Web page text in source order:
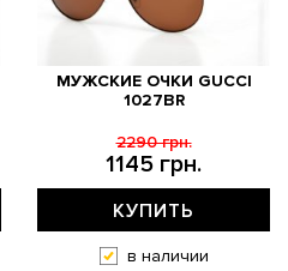
МУЖСКИЕ ОЧКИ GUCCI
1027BR
1145 грн.
2290 грн.
КУПИТЬ
в наличии